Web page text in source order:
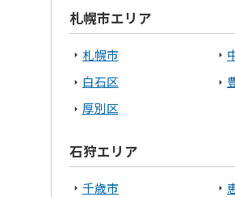
札幌市エリア
札幌市
白石区
厚別区
石狩エリア
千歳市